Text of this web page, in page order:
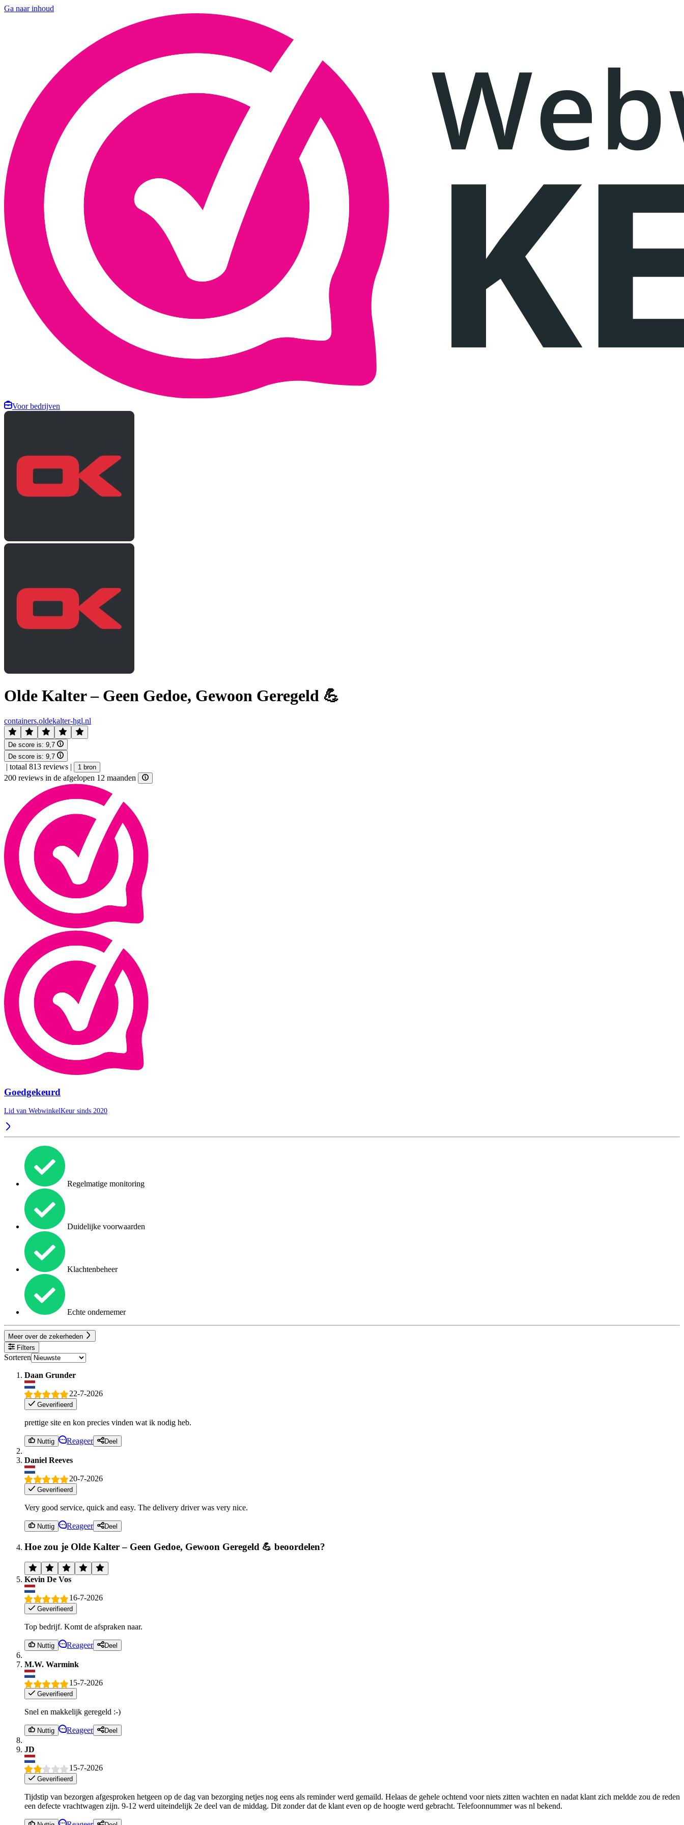
Ga naar inhoud
Voor bedrijven
Olde Kalter – Geen Gedoe, Gewoon Geregeld 💪
containers.oldekalter-hgl.nl
De score is: 9,7
De score is: 9,7
| totaal 813 reviews | 1 bron
200 reviews in de afgelopen 12 maanden
Goedgekeurd
Lid van WebwinkelKeur sinds 2020
Regelmatige monitoring
Duidelijke voorwaarden
Klachtenbeheer
Echte ondernemer
Meer over de zekerheden
Filters
Sorteren
Daan Grunder
22-7-2026
Geverifieerd
prettige site en kon precies vinden wat ik nodig heb.
Nuttig Reageer Deel
Daniel Reeves
20-7-2026
Geverifieerd
Very good service, quick and easy. The delivery driver was very nice.
Nuttig Reageer Deel
Hoe zou je Olde Kalter – Geen Gedoe, Gewoon Geregeld 💪 beoordelen?
Kevin De Vos
16-7-2026
Geverifieerd
Top bedrijf. Komt de afspraken naar.
Nuttig Reageer Deel
M.W. Warmink
15-7-2026
Geverifieerd
Snel en makkelijk geregeld :-)
Nuttig Reageer Deel
JD
15-7-2026
Geverifieerd
Tijdstip van bezorgen afgesproken hetgeen op de dag van bezorging netjes nog eens als reminder werd gemaild. Helaas de gehele ochtend voor niets zitten wachten en nadat klant zich meldde zou de reden
een defecte vrachtwagen zijn. 9-12 werd uiteindelijk 2e deel van de middag. Dit zonder dat de klant even op de hoogte werd gebracht. Telefoonnummer was nl bekend.